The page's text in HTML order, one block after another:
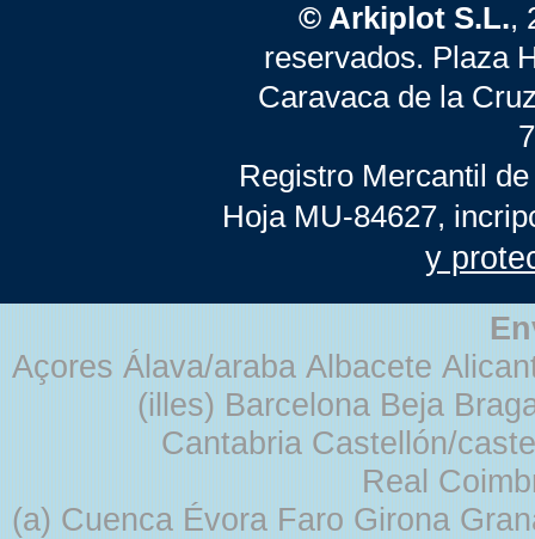
© Arkiplot S.L.,
reservados. Plaza
Caravaca de la
Registro Mercantil
Hoja MU-84627,
y
Açores Álava/araba Albacete
(illes) Barcelona Beja
Cantabria Castellón/
Real
(a) Cuenca Évora Faro Girona